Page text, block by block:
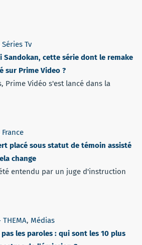
Séries Tv
Sandokan, cette série dont le remake
sur Prime Video ?
Prime Vidéo s'est lancé dans la
France
placé sous statut de témoin assisté
change
entendu par un juge d'instruction
THEMA, Médias
pas les paroles : qui sont les 10 plus